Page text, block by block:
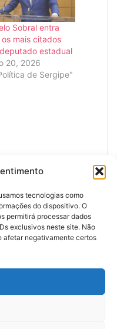
tecnologias como
do dispositivo. O
permitirá processar dados
exclusivos neste site. Não
afetar negativamente certos
Sobral entra
mais citados
estadual
20, 2026
de Sergipe"